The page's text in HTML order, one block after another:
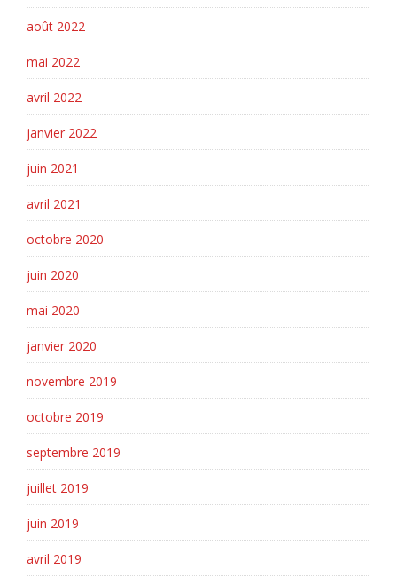
août 2022
mai 2022
avril 2022
janvier 2022
juin 2021
avril 2021
octobre 2020
juin 2020
mai 2020
janvier 2020
novembre 2019
octobre 2019
septembre 2019
juillet 2019
juin 2019
avril 2019